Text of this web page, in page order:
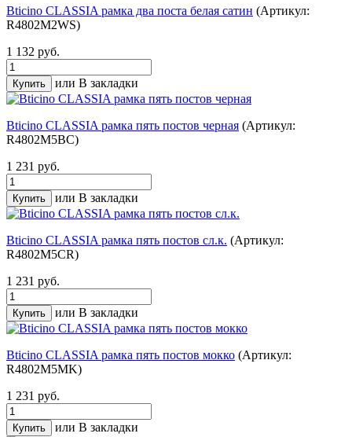
Bticino CLASSIA рамка два поста белая сатин (Артикул:
R4802M2WS)
1 132 руб.
или В закладки
Bticino CLASSIA рамка пять постов черная (Артикул:
R4802M5BC)
1 231 руб.
или В закладки
Bticino CLASSIA рамка пять постов сл.к. (Артикул:
R4802M5CR)
1 231 руб.
или В закладки
Bticino CLASSIA рамка пять постов мокко (Артикул:
R4802M5MK)
1 231 руб.
или В закладки